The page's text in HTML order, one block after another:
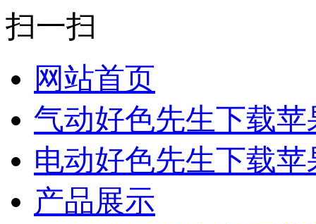
扫一扫
网站首页
气动好色先生下载
电动好色先生下载
产品展示